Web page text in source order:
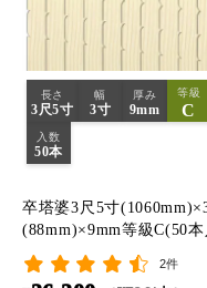
長さ
3尺5寸
幅
3寸
厚み
9mm
等級
C
入数
50本
卒塔婆3尺5寸
(88mm)×9mm等級C(50本
2件